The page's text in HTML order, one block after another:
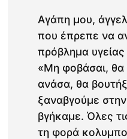
Αγάπη μου,
που έπρεπε να
πρόβλημα
«Μη φοβάσαι, θα
ανάσα, θα
ξαναβγούμε
βγήκαμε. Όλες
τη φορά